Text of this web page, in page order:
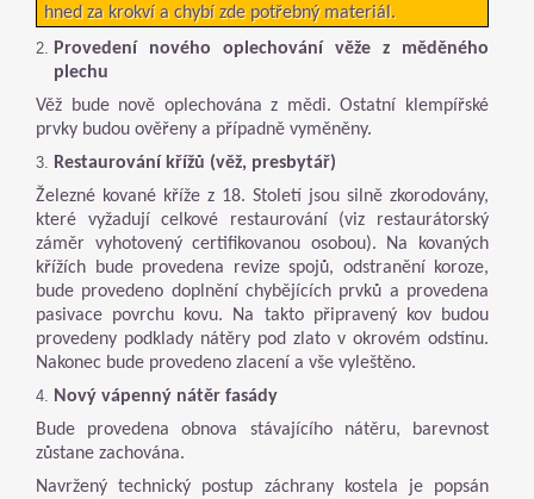
hned za krokví a chybí zde potřebný materiál.
Provedení nového oplechování věže z měděného
plechu
Věž bude nově oplechována z mědi. Ostatní klempířské
prvky budou ověřeny a případně vyměněny.
Restaurování křížů (věž, presbytář)
Železné kované kříže z 18. Století jsou silně zkorodovány,
které vyžadují celkové restaurování (viz restaurátorský
záměr vyhotovený certifikovanou osobou). Na kovaných
křížích bude provedena revize spojů, odstranění koroze,
bude provedeno doplnění chybějících prvků a provedena
pasivace povrchu kovu. Na takto připravený kov budou
provedeny podklady nátěry pod zlato v okrovém odstínu.
Nakonec bude provedeno zlacení a vše vyleštěno.
Nový vápenný nátěr fasády
Bude provedena obnova stávajícího nátěru, barevnost
zůstane zachována.
Navržený technický postup záchrany kostela je popsán